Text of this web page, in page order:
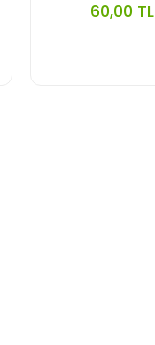
60,00 TL